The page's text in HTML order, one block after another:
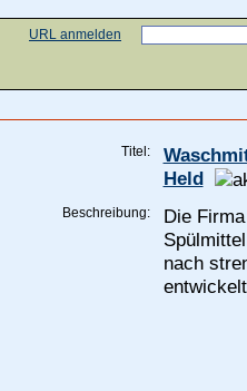
URL anmelden
Titel:
Held
Beschreibung:
Die
nach